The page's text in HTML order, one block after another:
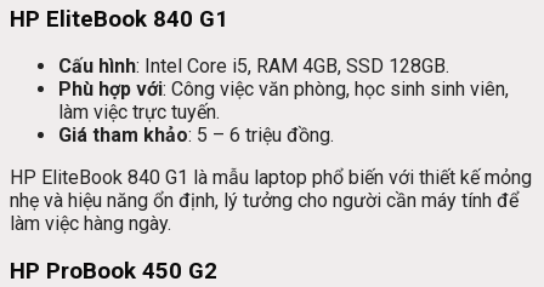
HP EliteBook 840 G1
Cấu hình: Intel Core i5, RAM 4GB, SSD 128GB.
Phù hợp với: Công việc văn phòng, học sinh sinh viên,
làm việc trực tuyến.
Giá tham khảo: 5 – 6 triệu đồng.
HP EliteBook 840 G1 là mẫu laptop phổ biến với thiết kế mỏng
nhẹ và hiệu năng ổn định, lý tưởng cho người cần máy tính để
làm việc hàng ngày.
HP ProBook 450 G2